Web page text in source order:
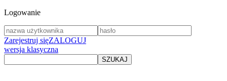
Logowanie
Zarejestruj sięZALOGUJ
wersja klasyczna